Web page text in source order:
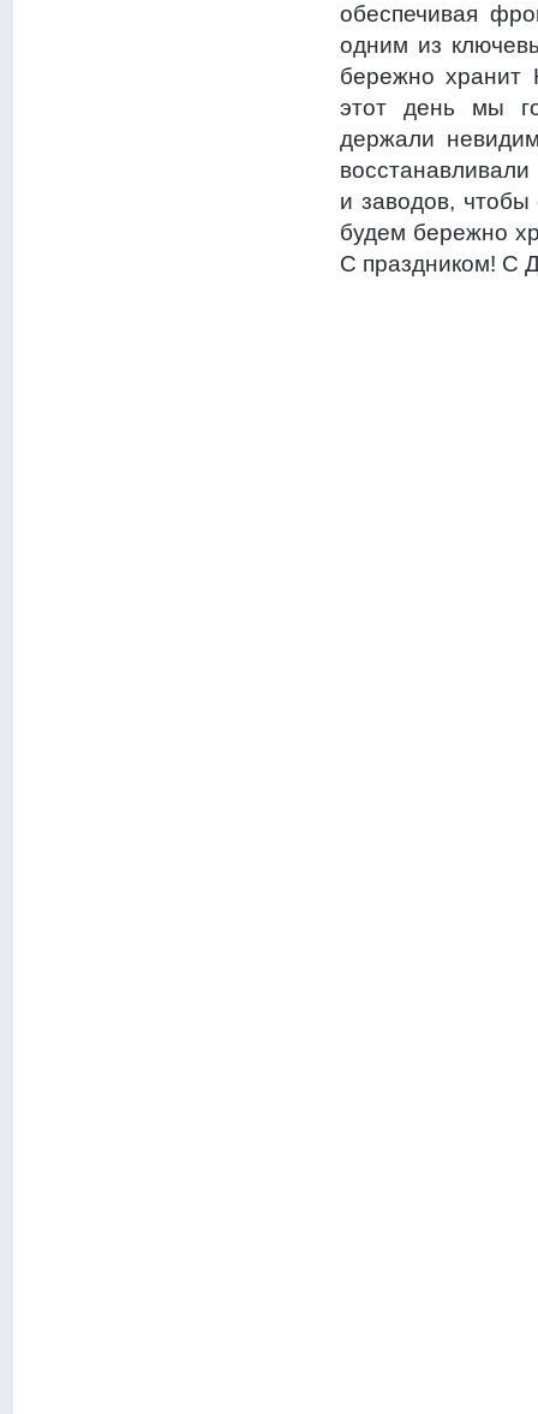
обеспечивая
одним из
бережно хранит
этот день мы
держали
и заводов,
будем бережно
С праздником! С